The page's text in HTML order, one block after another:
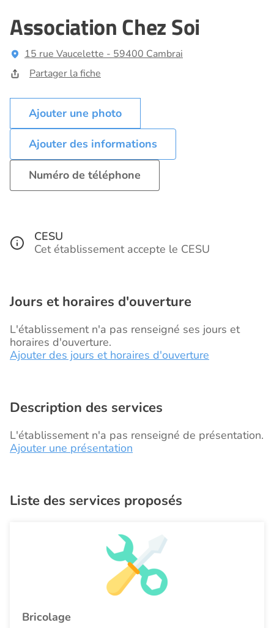
Association Chez Soi
15 rue Vaucelette - 59400 Cambrai
Partager la fiche
Ajouter des informations
Numéro de téléphone
CESU
Cet établissement accepte le CESU
Jours et horaires d'ouverture
L'établissement n'a pas renseigné ses jours et
horaires d'ouverture.
Ajouter des jours et horaires d'ouverture
Description des services
L'établissement n'a pas renseigné de présentation.
Ajouter une présentation
Liste des services proposés
Bricolage